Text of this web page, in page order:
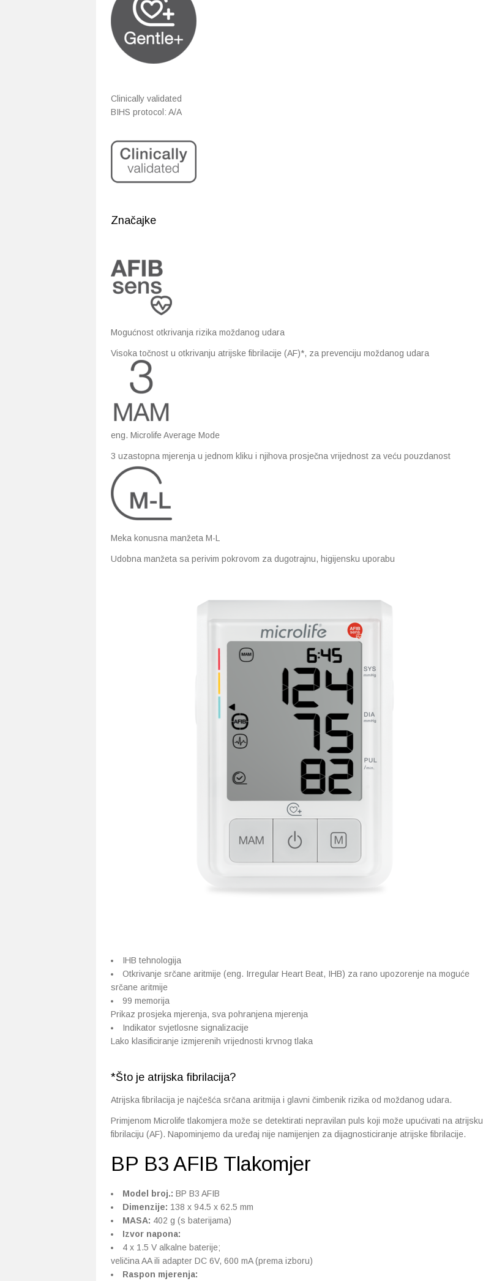
Clinically validated
BIHS protocol: A/A
Značajke
Mogućnost otkrivanja rizika moždanog udara
Visoka točnost u otkrivanju atrijske fibrilacije (AF)*, za prevenciju moždanog udara
eng. Microlife Average Mode
3 uzastopna mjerenja u jednom kliku i njihova prosječna vrijednost za veću pouzdanost
Meka konusna manžeta M-L
Udobna manžeta sa perivim pokrovom za dugotrajnu, higijensku uporabu
IHB tehnologija
Otkrivanje srčane aritmije (eng. Irregular Heart Beat, IHB) za rano upozorenje na moguće
srčane aritmije
99 memorija
Prikaz prosjeka mjerenja, sva pohranjena mjerenja
Indikator svjetlosne signalizacije
Lako klasificiranje izmjerenih vrijednosti krvnog tlaka
*Što je atrijska fibrilacija?
Atrijska fibrilacija je najčešća srčana aritmija i glavni čimbenik rizika od moždanog udara.
Primjenom Microlife tlakomjera može se detektirati nepravilan puls koji može upućivati na atrijsku
fibrilaciju (AF). Napominjemo da uređaj nije namijenjen za dijagnosticiranje atrijske fibrilacije.
BP B3 AFIB Tlakomjer
Model broj.: BP B3 AFIB
Dimenzije: 138 x 94.5 x 62.5 mm
MASA: 402 g (s baterijama)
Izvor napona:
4 x 1.5 V alkalne baterije;
veličina AA ili adapter DC 6V, 600 mA (prema izboru)
Raspon mjerenja: